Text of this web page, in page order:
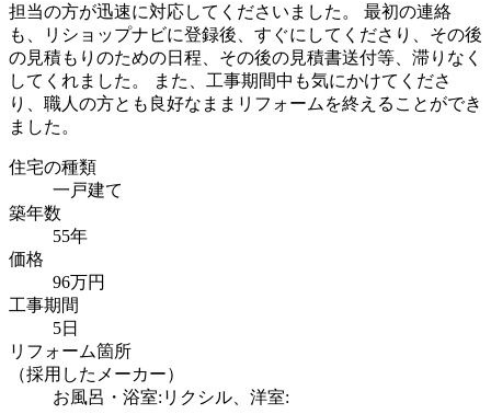
担当の方が迅速に対応してくださいました。 最初の連絡
も、リショップナビに登録後、すぐにしてくださり、その後
の見積もりのための日程、その後の見積書送付等、滞りなく
してくれました。 また、工事期間中も気にかけてくださ
り、職人の方とも良好なままリフォームを終えることができ
ました。
住宅の種類
一戸建て
築年数
55年
価格
96万円
工事期間
5日
リフォーム箇所
（採用したメーカー）
お風呂・浴室:リクシル、洋室: